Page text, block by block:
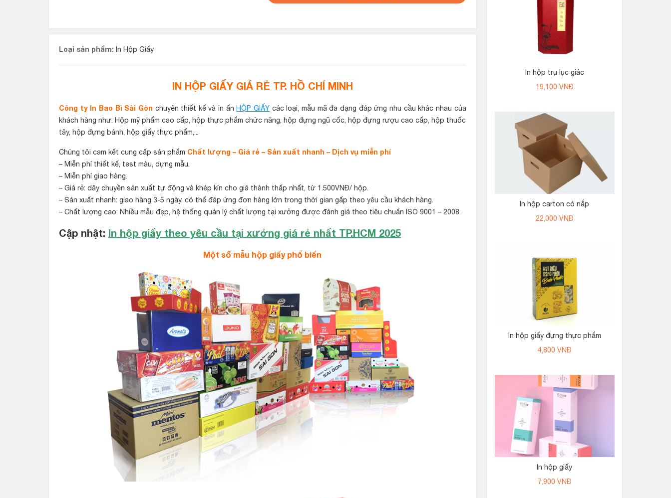
Loại sản phẩm: In Hộp Giấy
IN HỘP GIẤY GIÁ RẺ TP. HỒ CHÍ MINH
Công ty In Bao Bì Sài Gòn chuyên thiết kế và in ấn HỘP GIẤY các loại, mẫu mã đa dạng đáp ứng nhu cầu khác nhau của
khách hàng như: Hộp mỹ phẩm cao cấp, hộp thực phẩm chức năng, hộp đựng ngũ cốc, hộp đựng rượu cao cấp, hộp thuốc
tây, hộp đựng bánh, hộp giấy thực phẩm,...
Chúng tôi cam kết cung cấp sản phẩm Chất lượng – Giá rẻ – Sản xuất nhanh – Dịch vụ miễn phí
– Miễn phí thiết kế, test màu, dựng mẫu.
– Miễn phí giao hàng.
– Giá rẻ: dây chuyền sản xuất tự động và khép kín cho giá thành thấp nhất, từ 1.500VNĐ/ hộp.
– Sản xuất nhanh: giao hàng 3-5 ngày, có thể đáp ứng đơn hàng lớn trong thời gian gấp theo yêu cầu khách hàng.
– Chất lượng cao: Nhiều mẫu đẹp, hệ thống quản lý chất lượng tại xưởng được đánh giá theo tiêu chuẩn ISO 9001 – 2008.
Cập nhật: In hộp giấy theo yêu cầu tại xưởng giá rẻ nhất TP.HCM 2025
Một số mẫu hộp giấy phổ biến
In hộp trụ lục giác
19,100 VNĐ
In hộp carton có nắp
22,000 VNĐ
In hộp giấy đựng thực phẩm
4,800 VNĐ
In hộp giấy
7,900 VNĐ